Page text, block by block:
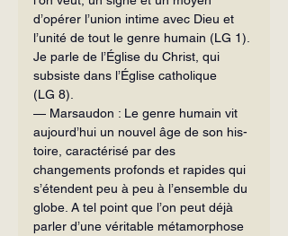
d’opérer l’union intime avec Dieu et
l’unité de tout le genre hu­main (LG 1).
Je parle de l’Église du Christ, qui
subsiste dans l’Église catholique
(LG 8).
— Marsaudon : Le genre humain vit
aujourd’hui un nouvel âge de son his­
toire, caractérisé par des
changements profonds et rapides qui
s’étendent peu à peu à l’ensemble du
globe. A tel point que l’on peut déjà
parler d’une véri­table métamorphose